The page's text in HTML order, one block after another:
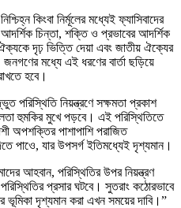
কিংবা নির্মূলের মধ্যেই ফ্যাসিবাদের
আদর্শিক চিন্তা, শক্তি ও প্রভাবের আদর্শিক
দৃঢ় ভিত্তি দেয়া এবং জাতীয় ঐক্যের
মধ্যে এই ধরণের বার্তা ছড়িয়ে
হবে।
পরিস্থিতি নিয়ন্ত্রণে সক্ষমতা প্রকাশ
হুমকির মুখে পড়বে। এই পরিস্থিতিতে
অপশক্তির পাশাপাশি পরাজিত
পাওে, যার উপসর্গ ইতিমধ্যেই দৃশ্যমান।
আহবান, পরিস্থিতির উপর নিয়ন্ত্রণ
প্রসার ঘটবে। সুতরাং কঠোরভাবে
ভূমিকা দৃশ্যমান করা এখন সময়ের দাবি।”